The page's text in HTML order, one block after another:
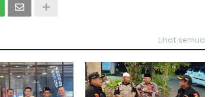
Lihat semua